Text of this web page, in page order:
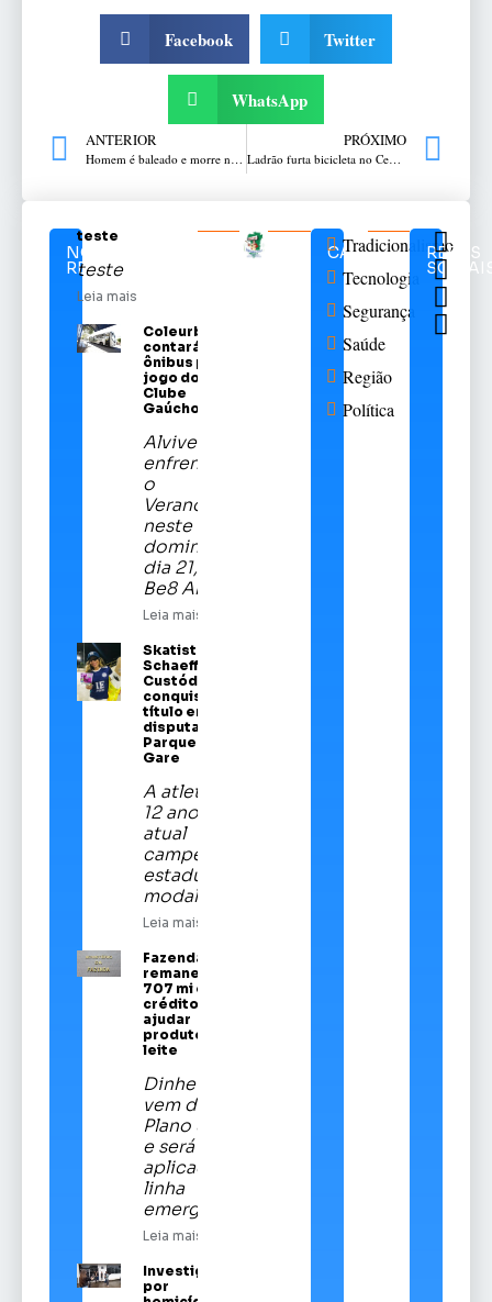
Facebook Twitter
WhatsApp
ANTERIOR
Homem é baleado e morre no hospital em Passo Fundo
PRÓXIMO
Ladrão furta bicicleta no Centro de Passo Fundo
NOTÍCIAS
RELACIONADAS
teste
teste
Leia mais
Coleurb
contará com
ônibus para
jogo do Sport
Clube
Gaúcho
Alviverde
enfrentará
o
Veranópolis
neste
domingo,
dia 21, na
Be8 Arena
Leia mais
Skatista Alice
Schaeffer
Custódio
conquista
título em
disputa no
Parque da
Gare
A atleta de
12 anos é a
atual
campeã
estadual da
modalidade
Leia mais
Fazenda
remaneja R$
707 mi em
crédito para
ajudar
produtores de
leite
Dinheiro
vem do
Plano Safra
e será
aplicado em
linha
emergencial
Leia mais
Investigado
por
CATEGORIAS
Tradicionalismo
Tecnologia
Segurança
Saúde
Região
Política
REDES